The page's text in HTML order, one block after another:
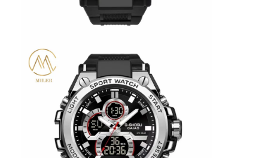
Reloj del cuarzo
Reloj de cuero con correa de cuarzo
Reloj con correa de acero inoxidable